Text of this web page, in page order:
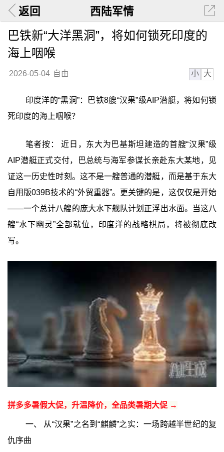
返回 西陆军情
巴铁新“大洋黑洞”，将如何锁死印度的
海上咽喉
2026-05-04 自由 小 大
印度洋的“黑洞”：巴铁8艘“汉果”级AIP潜艇，将如何锁
死印度的海上咽喉？
笔者按： 近日，东大为巴基斯坦建造的首艘“汉果”级
AIP潜艇正式交付，巴总统与海军参谋长亲赴东大某地，见
证这一历史性时刻。这不是一艘普通的潜艇，而是基于东大
自用版039B技术的“外贸重器”。更关键的是，这仅仅是开始
——一个总计八艘的庞大水下舰队计划正浮出水面。当这八
艘“水下幽灵”全部就位，印度洋的战略棋局，将被彻底改
写。
拼多多暑假大促，升温降价，全品类暑期大促 →
一、 从“汉果”之名到“麒麟”之实：一场跨越半世纪的复
仇序曲